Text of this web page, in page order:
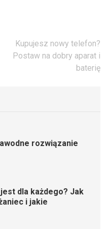
Kupujesz nowy telefon?
Postaw na dobry aparat i
baterię
rozwiązanie
dla każdego? Jak
i jakie